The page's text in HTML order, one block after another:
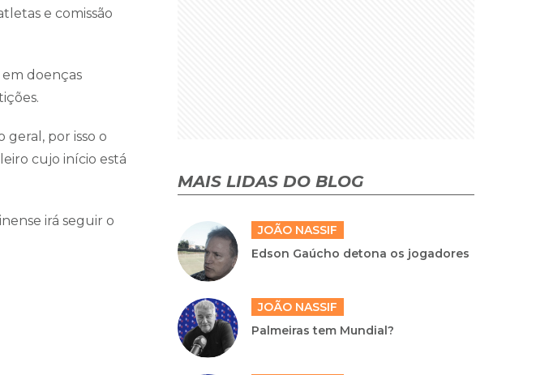
e comissão
doenças
geral, por isso o
cujo início está
irá seguir o
MAIS LIDAS DO BLOG
JOÃO NASSIF
Edson Gaúcho detona os jogadores
JOÃO NASSIF
Palmeiras tem Mundial?